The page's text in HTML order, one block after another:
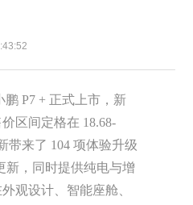
鹏 P7 + 正式上市，新
区间定格在 18.68-
带来了 104 项体验升级
新，同时提供纯电与增
观设计、智能座舱、